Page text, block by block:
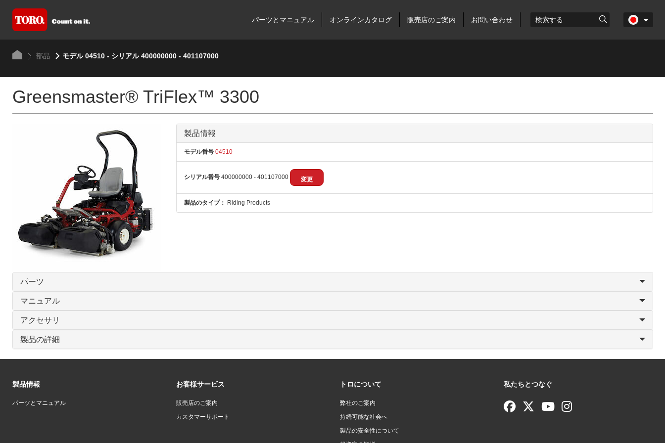
パーツとマニュアル オンラインカタログ 販売店のご案内 お問い合わせ
部品 モデル 04510 - シリアル 400000000 - 401107000
Greensmaster® TriFlex™ 3300
製品情報
モデル番号04510
シリアル番号400000000 - 401107000 変更
製品のタイプ： Riding Products
パーツ
マニュアル
アクセサリ
製品の詳細
製品情報
パーツとマニュアル
お客様サービス
販売店のご案内
カスタマーサポート
トロについて
弊社のご案内
持続可能な社会へ
製品の安全性について
私たちとつなぐ